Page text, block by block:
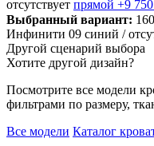
отсутствует прямой +9
Выбранный вариант:
Инфинити 09 синий /
Другой сценарий выбора
Хотите другой дизайн?
Посмотрите все модели
фильтрами по размеру,
Все модели Каталог